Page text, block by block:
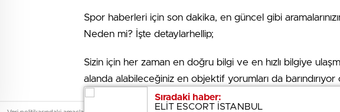
Sıradaki haber:
ELİT ESCORT İSTANBUL
Spor haberleri için son dakika, en güncel gibi
Neden mi? İşte detaylarhellip;
Sizin için her zaman en doğru bilgi ve en hızlı bilgiye
alanda alabileceğiniz en objektif yorumları da
keyifli bir hale gelmesi sağlanıyor. Sporun her alanında
Sıradaki haber:
ELİT ESCORT İSTANBUL